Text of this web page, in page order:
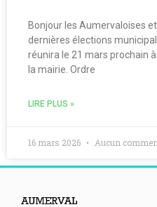
Bonjour les Aumervaloises
dernières élections
réunira le 21 mars prochain
la mairie. Ordre
LIRE PLUS »
16 mars 2026 Aucun